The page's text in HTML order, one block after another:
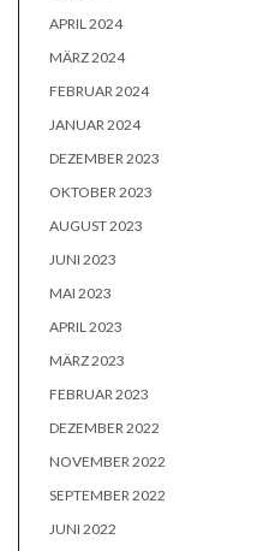
APRIL 2024
MÄRZ 2024
FEBRUAR 2024
JANUAR 2024
DEZEMBER 2023
OKTOBER 2023
AUGUST 2023
JUNI 2023
MAI 2023
APRIL 2023
MÄRZ 2023
FEBRUAR 2023
DEZEMBER 2022
NOVEMBER 2022
SEPTEMBER 2022
JUNI 2022